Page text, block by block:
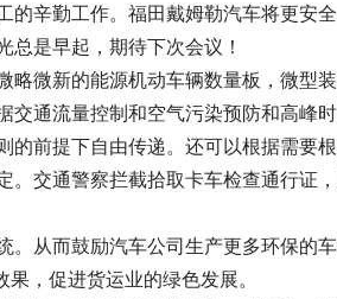
的辛勤工作。福田戴姆勒汽车将更安
总是早起，期待下次会议！
略微新的能源机动车辆数量板，微型
交通流量控制和空气污染预防和高峰
的前提下自由传递。还可以根据需要
。交通警察拦截拾取卡车检查通行证
。从而鼓励汽车公司生产更多环保的
，促进货运业的绿色发展。